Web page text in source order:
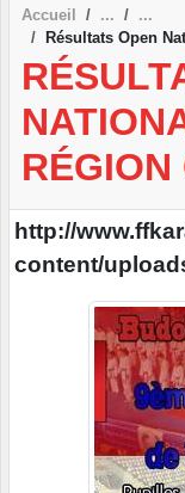
Accueil
Résultats Open
RÉGION
http://
content/